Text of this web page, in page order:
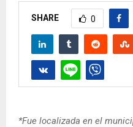
SHARE 0
*Fue localizada en el